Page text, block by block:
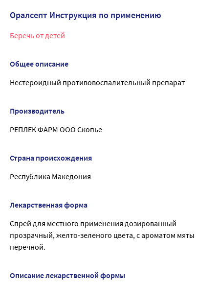
Оралсепт Инструкция по применению
Беречь от детей
Общее описание
Нестероидный противовоспалительный препарат
Производитель
РЕПЛЕК ФАРМ ООО Скопье
Страна происхождения
Республика Македония
Лекарственная форма
Спрей для местного применения дозированный
прозрачный, желто-зеленого цвета, с ароматом мяты
перечной.
Описание лекарственной формы